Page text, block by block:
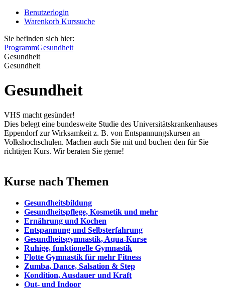
Benutzerlogin
Warenkorb Kurssuche
Sie befinden sich hier:
ProgrammGesundheit
Gesundheit
Gesundheit
Gesundheit
VHS macht gesünder!
Dies belegt eine bundesweite Studie des Universitätskrankenhauses
Eppendorf zur Wirksamkeit z. B. von Entspannungskursen an
Volkshochschulen. Machen auch Sie mit und buchen den für Sie
richtigen Kurs. Wir beraten Sie gerne!
Kurse nach Themen
Gesundheitsbildung
Gesundheitspflege, Kosmetik und mehr
Ernährung und Kochen
Entspannung und Selbsterfahrung
Gesundheitsgymnastik, Aqua-Kurse
Ruhige, funktionelle Gymnastik
Flotte Gymnastik für mehr Fitness
Zumba, Dance, Salsation & Step
Kondition, Ausdauer und Kraft
Out- und Indoor